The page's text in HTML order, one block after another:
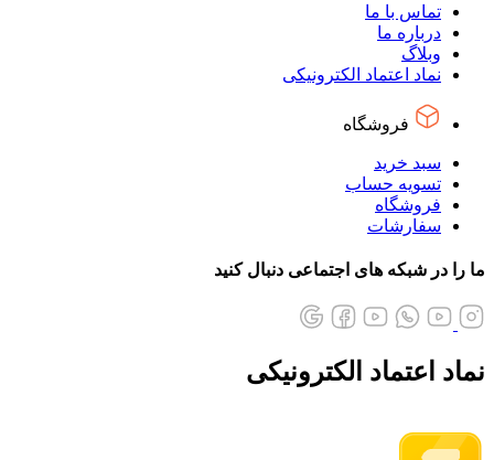
تماس با ما
درباره ما
وبلاگ
نماد اعتماد الکترونیکی
فروشگاه
سبد خرید
تسویه حساب
فروشگاه
سفارشات
ما را در شبکه های اجتماعی دنبال کنید
نماد اعتماد الکترونیکی